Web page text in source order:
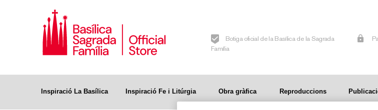
Botiga oficial de la Basílica de la Sagrada
Família
Inspiració La Basílica Inspiració Fe i Litúrgia Obra gràfica Reproduccions